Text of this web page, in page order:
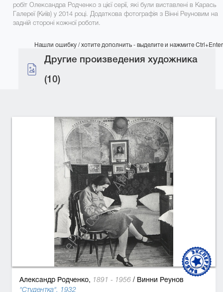
робіт Олександра Родченко з цієї серії, які були виставлені в Карась
Галереї (Київ) у 2014 році. Додаткова фотографія з Вінні Реуновим на
задній стороні кожної роботи.
Нашли ошибку / хотите дополнить - выделите и нажмите Ctrl+Enter
Другие произведения художника
(10)
Александр Родченко, 1891 - 1956 / Винни Реунов
"Студентка", 1932